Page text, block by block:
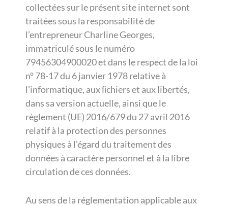
collectées sur le présent site internet sont
traitées sous la responsabilité de
l’entrepreneur Charline Georges,
immatriculé sous le numéro
79456304900020 et dans le respect de la loi
n° 78-17 du 6 janvier 1978 relative à
l’informatique, aux ﬁchiers et aux libertés,
dans sa version actuelle, ainsi que le
règlement (UE) 2016/679 du 27 avril 2016
relatif à la protection des personnes
physiques à l’égard du traitement des
données à caractère personnel et à la libre
circulation de ces données.
Au sens de la réglementation applicable aux